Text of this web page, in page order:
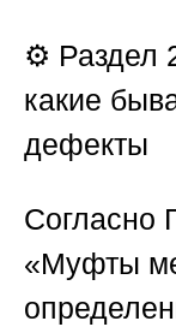
⚙️ Раздел
какие
дефекты
Согласно
«Муфты